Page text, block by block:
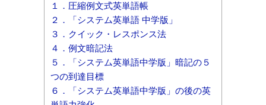
１．圧縮例文式英単語帳
２．「システム英単語 中学版」
３．クイック・レスポンス法
４．例文暗記法
５．「システム英単語中学版」暗記の５
つの到達目標
６．「システム英単語中学版」の後の英